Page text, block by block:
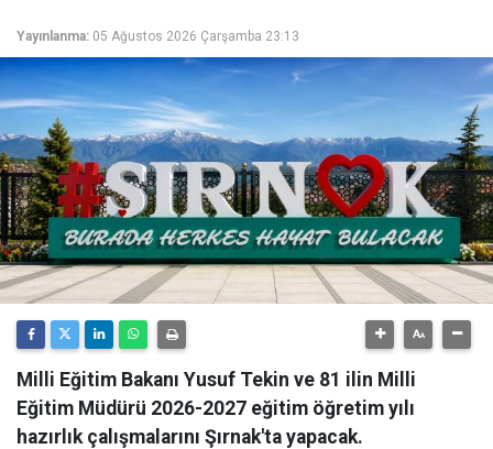
Yayınlanma: 05 Ağustos 2026 Çarşamba 23:13
Milli Eğitim Bakanı Yusuf Tekin ve 81 ilin Milli
Eğitim Müdürü 2026-2027 eğitim öğretim yılı
hazırlık çalışmalarını Şırnak'ta yapacak.